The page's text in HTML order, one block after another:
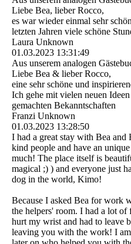
Liebe Bea, lieber Rocco,
es war wieder einmal sehr
letzten Jahren viele schöne
Laura Unknown
01.03.2023 13:31:49
Aus unserem analogen
Liebe Bea & lieber Rocco,
eine sehr schöne und
Ich gehe mit vielen neuen
gemachten Bekanntschaften
Franzi Unknown
01.03.2023 13:28:50
I had a great stay with Bea and
kind people and have an
much! The place itself is
magical ;) ) and everyone just
dog in the world, Kimo!
Because I asked Bea for work
the helpers' room. I had a lot
hurt my wrist and had to leave
leaving you with the work! I